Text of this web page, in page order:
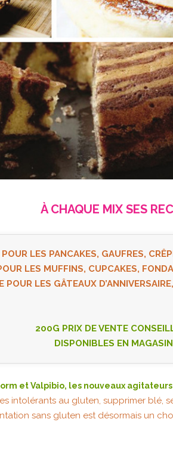
À CHAQUE MIX SES
LES PANCAKES, GAUFRES,
LES MUFFINS, CUPCAKES,
POUR LES GÂTEAUX
200G PRIX DE VENTE
DISPONIBLES EN
et Valpibio, les nouveaux
intolérants au gluten, supprimer blé,
sans gluten est désormais un